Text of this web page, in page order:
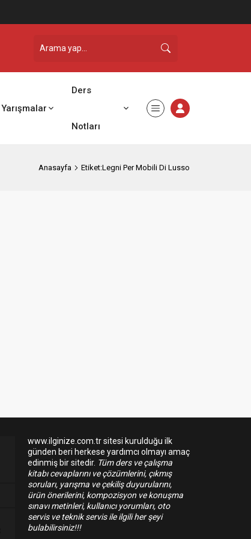
Yarışmalar
Ders
Notları
Anasayfa Etiket:Legni Per Mobili Di Lusso
www.ilginize.com.tr sitesi kurulduğu ilk
günden beri herkese yardımcı olmayı amaç
edinmiş bir sitedir. Tüm ders ve çalışma
kitabı cevaplarını ve çözümlerini, çıkmış
soruları, yarışma ve çekiliş duyurularını,
ürün önerilerini, kompozisyon ve konuşma
sınavı metinleri, kullanıcı yorumları, oto
servis ve teknik servis ile ilgili her şeyi
bulabilirsiniz!!!